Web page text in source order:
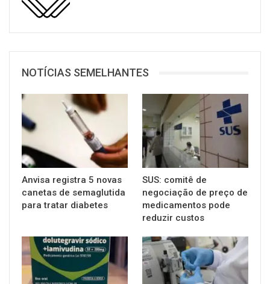
NOTÍCIAS SEMELHANTES
Anvisa registra 5 novas
canetas de semaglutida
para tratar diabetes
SUS: comitê de
negociação de preço de
medicamentos pode
reduzir custos